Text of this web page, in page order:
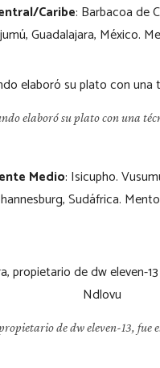
Caribe: Barbacoa de
Guadalajara, México.
elaboró su plato con una
Medio: Isicupho.
Sudáfrica.
de dw eleven-13, fue